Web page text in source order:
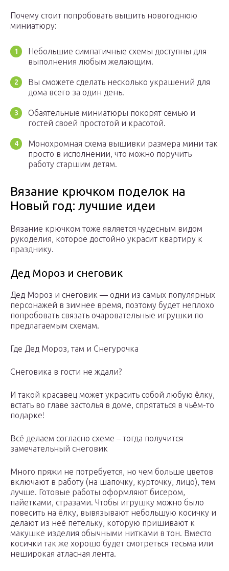
Почему стоит попробовать вышить новогоднюю
миниатюру:
Небольшие симпатичные схемы доступны для
выполнения любым желающим.
Вы сможете сделать несколько украшений для
дома всего за один день.
Обаятельные миниатюры покорят семью и
гостей своей простотой и красотой.
Монохромная схема вышивки размера мини так
просто в исполнении, что можно поручить
работу старшим детям.
Вязание крючком поделок на
Новый год: лучшие идеи
Вязание крючком тоже является чудесным видом
рукоделия, которое достойно украсит квартиру к
празднику.
Дед Мороз и снеговик
Дед Мороз и снеговик — одни из самых популярных
персонажей в зимнее время, поэтому будет неплохо
попробовать связать очаровательные игрушки по
предлагаемым схемам.
Где Дед Мороз, там и Снегурочка
Снеговика в гости не ждали?
И такой красавец может украсить собой любую ёлку,
встать во главе застолья в доме, спрятаться в чьём-то
подарке!
Всё делаем согласно схеме – тогда получится
замечательный снеговик
Много пряжи не потребуется, но чем больше цветов
включают в работу (на шапочку, курточку, лицо), тем
лучше. Готовые работы оформляют бисером,
пайетками, стразами. Чтобы игрушку можно было
повесить на ёлку, вывязывают небольшую косичку и
делают из неё петельку, которую пришивают к
макушке изделия обычными нитками в тон. Вместо
косички так же хорошо будет смотреться тесьма или
неширокая атласная лента.